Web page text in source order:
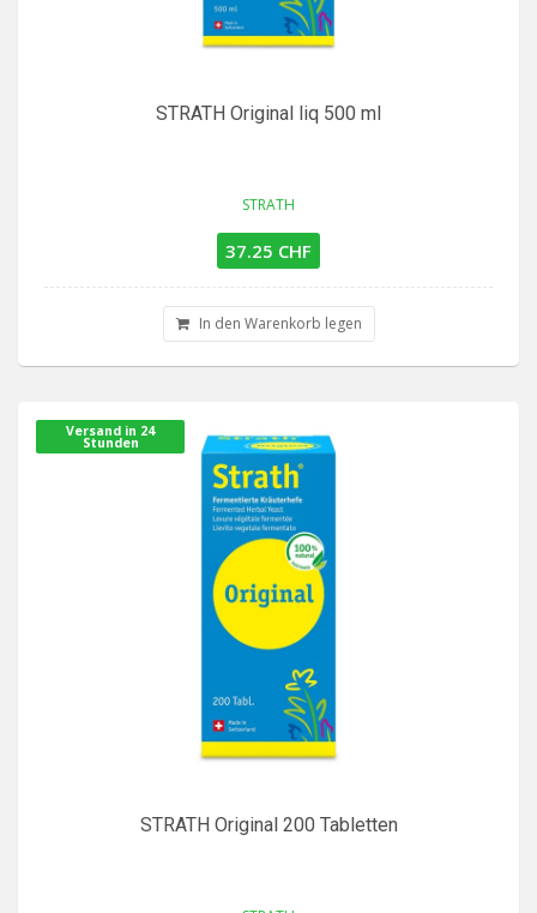
STRATH Original liq 500 ml
STRATH
37.25 CHF
In den Warenkorb legen
Versand in 24
Stunden
STRATH Original 200 Tabletten